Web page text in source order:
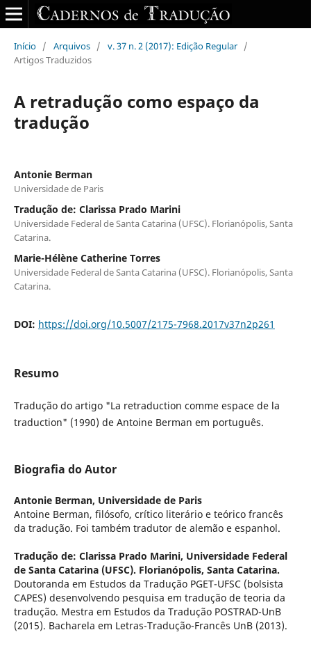
Início / Arquivos / v. 37 n. 2 (2017): Edição Regular /
Artigos Traduzidos
A retradução como espaço da
tradução
Antonie Berman
Universidade de Paris
Tradução de: Clarissa Prado Marini
Universidade Federal de Santa Catarina (UFSC). Florianópolis, Santa
Catarina.
Marie-Hélène Catherine Torres
Universidade Federal de Santa Catarina (UFSC). Florianópolis, Santa
Catarina.
DOI: https://doi.org/10.5007/2175-7968.2017v37n2p261
Resumo
Tradução do artigo "La retraduction comme espace de la
traduction" (1990) de Antoine Berman em português.
Biografia do Autor
Antonie Berman, Universidade de Paris
Antoine Berman, filósofo, crítico literário e teórico francês
da tradução. Foi também tradutor de alemão e espanhol.
Tradução de: Clarissa Prado Marini, Universidade Federal
de Santa Catarina (UFSC). Florianópolis, Santa Catarina.
Doutoranda em Estudos da Tradução PGET-UFSC (bolsista
CAPES) desenvolvendo pesquisa em tradução de teoria da
tradução. Mestra em Estudos da Tradução POSTRAD-UnB
(2015). Bacharela em Letras-Tradução-Francês UnB (2013).